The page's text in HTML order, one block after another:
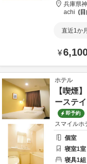
兵庫県
achi
直近1か
¥
ホテル
【喫煙
ーステ
即予約
スマイルホ
個室
寝室1室
寝具1組